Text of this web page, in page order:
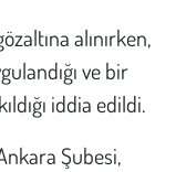
alınırken,
ve bir
iddia edildi.
Şubesi,